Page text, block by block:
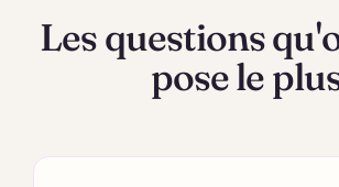
Les questions
pose le